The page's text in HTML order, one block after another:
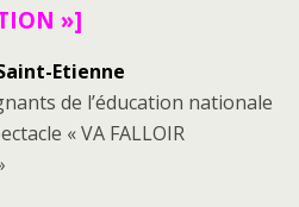
»]
Etienne
de l’éducation nationale
« VA FALLOIR